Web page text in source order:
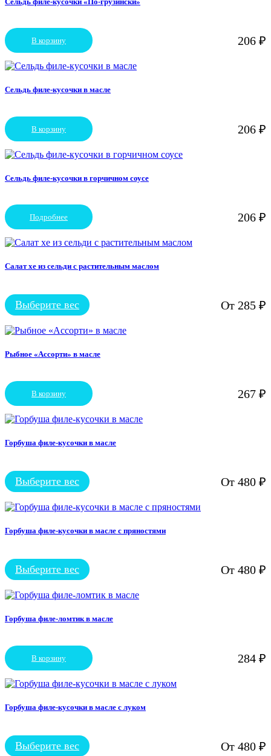
206 ₽
В корзину
Сельдь филе-кусочки в масле
206 ₽
В корзину
Сельдь филе-кусочки в горчичном соусе
206 ₽
Подробнее
Салат хе из сельди с растительным маслом
От 285 ₽
Выберите вес
Этот
имеет
вариаций.
выбрать
на
странице
товара.
Рыбное «Ассорти» в масле
267 ₽
В корзину
Горбуша филе-кусочки в масле
От 480 ₽
Выберите вес
Этот
имеет
вариаций.
выбрать
на
товара.
Горбуша филе-кусочки в масле с пряностями
От 480 ₽
Выберите вес
Этот
имеет
вариаций.
выбрать
на
странице
товара.
Горбуша филе-ломтик в масле
284 ₽
В корзину
Горбуша филе-кусочки в масле с луком
От 480 ₽
Выберите вес
Этот